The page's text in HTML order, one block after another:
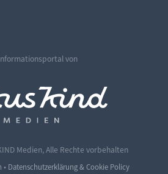
von
Medien, Alle Rechte vorbehalten
• Datenschutzerklärung & Cookie Policy